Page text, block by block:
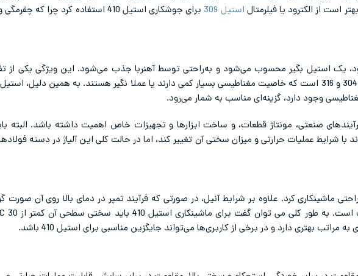
استیل 309
برای جوشکاری استیل 410 استفاده کرد
خود، یک استیل بگیر محسوب می‌شود و به‌راحتی توسط آهنربا جذب می‌شود. این ویژگی یکی از
وجود دارد، گزینه‌ای مناسب به شمار می‌رود.
صنعتی، مونتاژ قطعات، و ساخت ابزارها و تجهیزات خاص اهمیت داشته باشد. البته
بودن استیل 410 می‌تواند با شرایط عملیات حرارتی و میزان سختی آن تغییر کند، اما در حالت کلی این آلیاژ در دسته
به راحتی ماشینکاری کرد. علاوه بر شرایط آنیل، در صورتی که فرآیند تمپر در دمای بالا روی آن